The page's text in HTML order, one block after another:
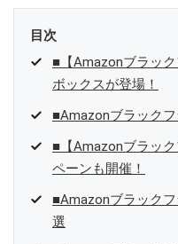
目次
■【Amazonブラッ
ボックスが登場！
■Amazonブラック
■【Amazonブラッ
ペーンも開催！
■Amazonブラック
選